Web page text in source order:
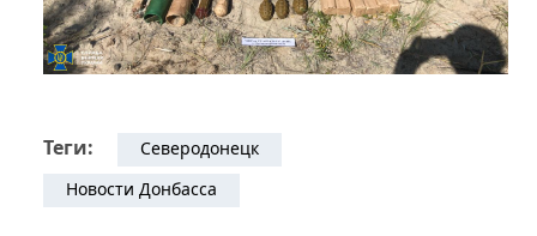
Теги:
Северодонецк
Новости Донбасса